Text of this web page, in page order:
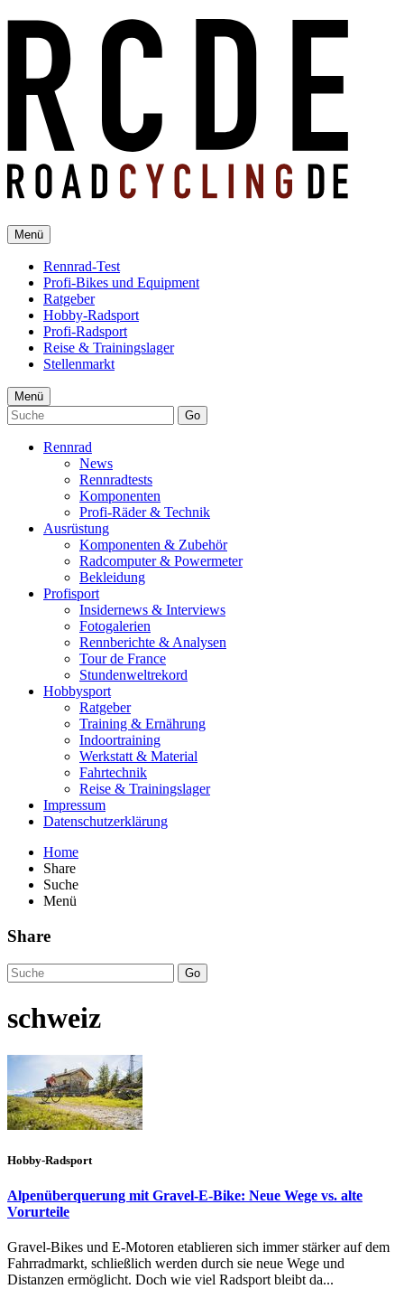
Menü
Rennrad-Test
Profi-Bikes und Equipment
Ratgeber
Hobby-Radsport
Profi-Radsport
Reise & Trainingslager
Stellenmarkt
Menü
Go
Rennrad
News
Rennradtests
Komponenten
Profi-Räder & Technik
Ausrüstung
Komponenten & Zubehör
Radcomputer & Powermeter
Bekleidung
Profisport
Insidernews & Interviews
Fotogalerien
Rennberichte & Analysen
Tour de France
Stundenweltrekord
Hobbysport
Ratgeber
Training & Ernährung
Indoortraining
Werkstatt & Material
Fahrtechnik
Reise & Trainingslager
Impressum
Datenschutzerklärung
Home
Share
Suche
Menü
Share
Go
schweiz
Hobby-Radsport
Alpenüberquerung mit Gravel-E-Bike: Neue Wege vs. alte
Vorurteile
Gravel-Bikes und E-Motoren etablieren sich immer stärker auf dem
Fahrradmarkt, schließlich werden durch sie neue Wege und
Distanzen ermöglicht. Doch wie viel Radsport bleibt da...